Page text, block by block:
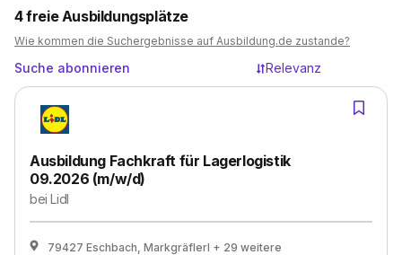
4freie Ausbildungsplätze
Wie kommen die Suchergebnisse auf Ausbildung.de zustande?
Suche abonnieren Relevanz
Ausbildung Fachkraft für Lagerlogistik
09.2026 (m/w/d)
beiLidl
79427 Eschbach, Markgräflerl + 29 weitere